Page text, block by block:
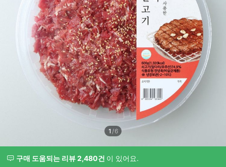
1/6
구매 도움되는 리뷰 2,480건 이 있어요.